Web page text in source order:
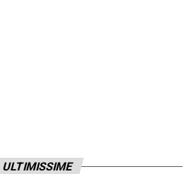
ULTIMISSIME